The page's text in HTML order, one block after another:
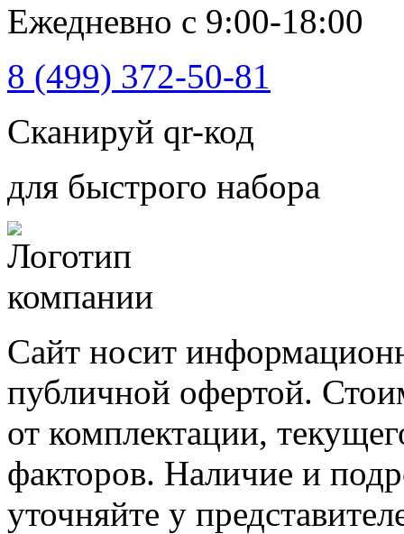
Ежедневно с 9:00-18:00
8 (499) 372-50-81
Сканируй qr-код
для быстрого набора
Сайт носит
публичной офертой.
от комплектации,
факторов. Наличие и
уточняйте у